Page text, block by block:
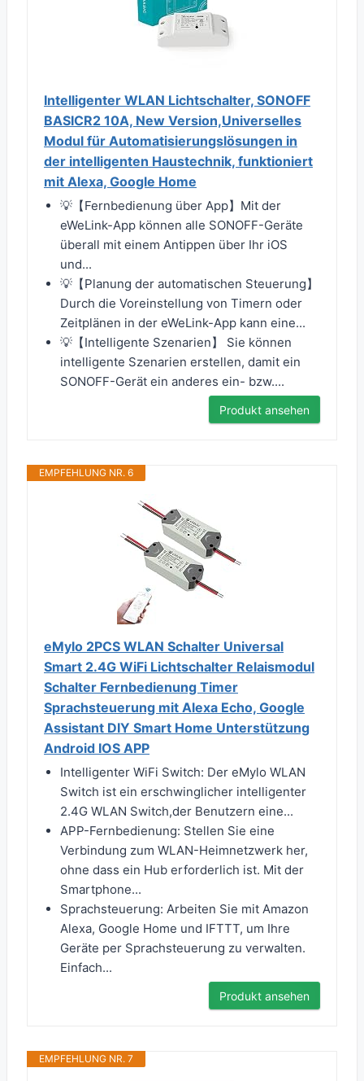
Intelligenter WLAN Lichtschalter, SONOFF
BASICR2 10A, New Version,Universelles
Modul für Automatisierungslösungen in
der intelligenten Haustechnik, funktioniert
mit Alexa, Google Home
💡【Fernbedienung über App】Mit der
eWeLink-App können alle SONOFF-Geräte
überall mit einem Antippen über Ihr iOS
und...
💡【Planung der automatischen Steuerung】
Durch die Voreinstellung von Timern oder
Zeitplänen in der eWeLink-App kann eine...
💡【Intelligente Szenarien】 Sie können
intelligente Szenarien erstellen, damit ein
SONOFF-Gerät ein anderes ein- bzw....
Produkt ansehen
EMPFEHLUNG NR. 6
eMylo 2PCS WLAN Schalter Universal
Smart 2.4G WiFi Lichtschalter Relaismodul
Schalter Fernbedienung Timer
Sprachsteuerung mit Alexa Echo, Google
Assistant DIY Smart Home Unterstützung
Android IOS APP
Intelligenter WiFi Switch: Der eMylo WLAN
Switch ist ein erschwinglicher intelligenter
2.4G WLAN Switch,der Benutzern eine...
APP-Fernbedienung: Stellen Sie eine
Verbindung zum WLAN-Heimnetzwerk her,
ohne dass ein Hub erforderlich ist. Mit der
Smartphone...
Sprachsteuerung: Arbeiten Sie mit Amazon
Alexa, Google Home und IFTTT, um Ihre
Geräte per Sprachsteuerung zu verwalten.
Einfach...
Produkt ansehen
EMPFEHLUNG NR. 7